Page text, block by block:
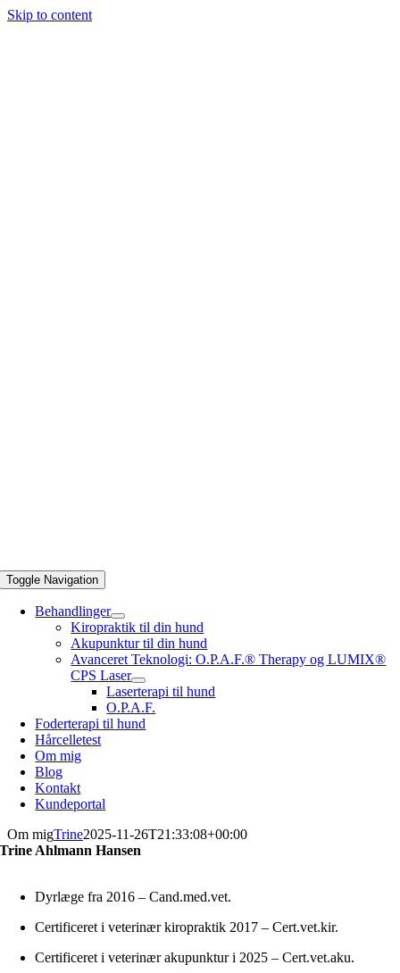
Skip to content
Toggle Navigation
Behandlinger
Kiropraktik til din hund
Akupunktur til din hund
Avanceret Teknologi: O.P.A.F.® Therapy og LUMIX®
CPS Laser
Laserterapi til hund
O.P.A.F.
Foderterapi til hund
Hårcelletest
Om mig
Blog
Kontakt
Kundeportal
Om migTrine2025-11-26T21:33:08+00:00
Trine Ahlmann Hansen
Dyrlæge fra 2016 – Cand.med.vet.
Certificeret i veterinær kiropraktik 2017 – Cert.vet.kir.
Certificeret i veterinær akupunktur i 2025 – Cert.vet.aku.